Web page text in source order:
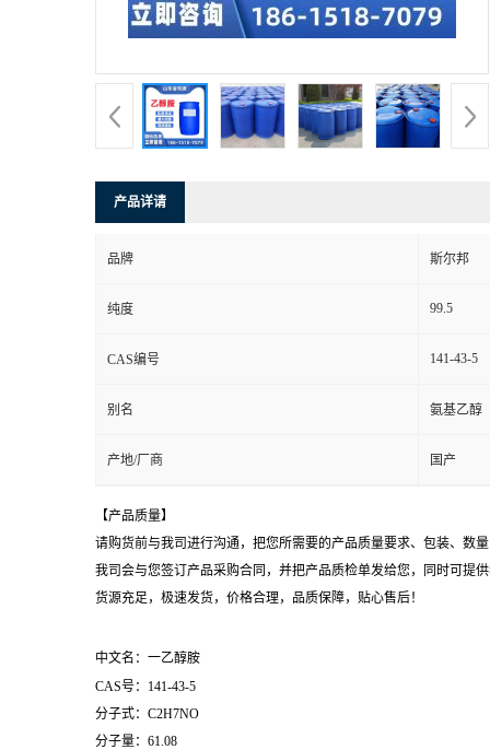
产品详请
品牌 斯尔邦
纯度 99.5
CAS编号 141-43-5
别名 氨基乙醇
产地/厂商 国产
【产品质量】
请购货前与我司进行沟通，把您所需要的产品质量要求、包装、数
我司会与您签订产品采购合同，并把产品质检单发给您，同时可提
货源充足，极速发货，价格合理，品质保障，贴心售后！
中文名：一乙醇胺
CAS号： 141-43-5
分子式： C2H7NO
分子量： 61.08